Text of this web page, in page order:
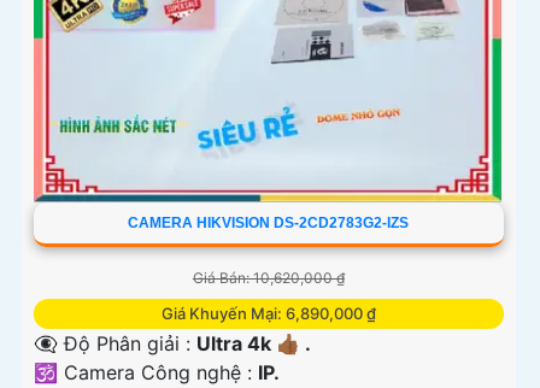
CAMERA HIKVISION DS-2CD2783G2-IZS
Giá Bán: 10,620,000 ₫
Giá Khuyến Mại: 6,890,000 ₫
👁️‍🗨 Độ Phân giải : Ultra 4k 👍🏾 .
🕉️ Camera Công nghệ : IP.